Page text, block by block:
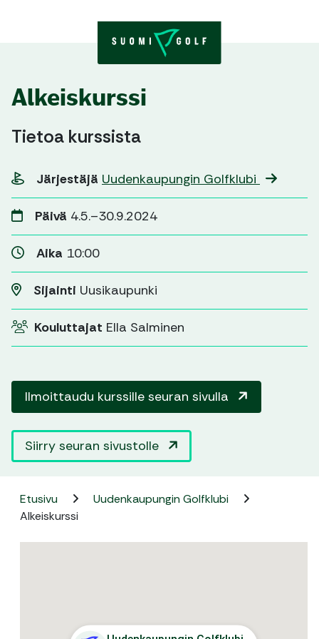
Alkeiskurssi
Tietoa kurssista
Järjestäjä Uudenkaupungin Golfklubi
Päivä 4.5.–30.9.2024
Aika 10:00
Sijainti Uusikaupunki
Kouluttajat Ella Salminen
Ilmoittaudu kurssille seuran sivulla
Siirry seuran sivustolle
Etusivu
Uudenkaupungin Golfklubi
Alkeiskurssi